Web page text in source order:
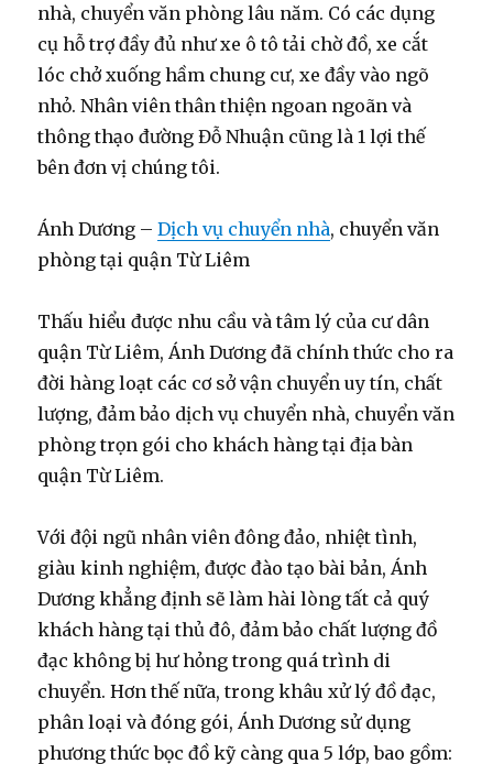
nhà, chuyển văn phòng lâu năm. Có các dụng
cụ hỗ trợ đầy đủ như xe ô tô tải chờ đồ, xe cắt
lóc chở xuống hầm chung cư, xe đầy vào ngõ
nhỏ. Nhân viên thân thiện ngoan ngoãn và
thông thạo đường Đỗ Nhuận cũng là 1 lợi thế
bên đơn vị chúng tôi.
Ánh Dương –Dịch vụ chuyển nhà, chuyển văn
phòng tại quận Từ Liêm
Thấu hiểu được nhu cầu và tâm lý của cư dân
quận Từ Liêm, Ánh Dương đã chính thức cho ra
đời hàng loạt các cơ sở vận chuyển uy tín, chất
lượng, đảm bảo dịch vụ chuyển nhà, chuyển văn
phòng trọn gói cho khách hàng tại địa bàn
quận Từ Liêm.
Với đội ngũ nhân viên đông đảo, nhiệt tình,
giàu kinh nghiệm, được đào tạo bài bản, Ánh
Dương khẳng định sẽ làm hài lòng tất cả quý
khách hàng tại thủ đô, đảm bảo chất lượng đồ
đạc không bị hư hỏng trong quá trình di
chuyển. Hơn thế nữa, trong khâu xử lý đồ đạc,
phân loại và đóng gói, Ánh Dương sử dụng
phương thức bọc đồ kỹ càng qua 5 lớp, bao gồm: